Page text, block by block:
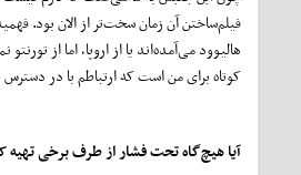
فیلم‌ساختن آن زمان سخت‌تر از الان بود.
هالیوود می‌آمده‌اند یا از اروپا، اما از
کوتاه برای من است که ارتباطم با در
آیا هیچ‌گاه تحت فشار از طرف برخی تهیه